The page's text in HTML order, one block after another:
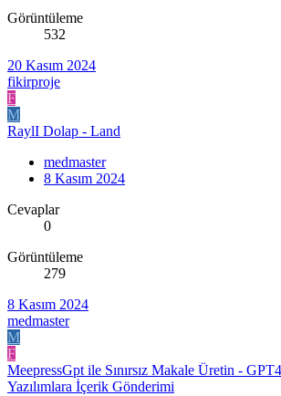
Görüntüleme
532
20 Kasım 2024
fikirproje
F
M
RaylI Dolap - Land
medmaster
8 Kasım 2024
Cevaplar
0
Görüntüleme
279
8 Kasım 2024
medmaster
M
F
MeepressGpt ile Sınırsız Makale Üretin -
Yazılımlara İçerik Gönderimi